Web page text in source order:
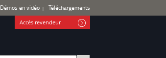
Démos en vidéo Téléchargements
Accès revendeur